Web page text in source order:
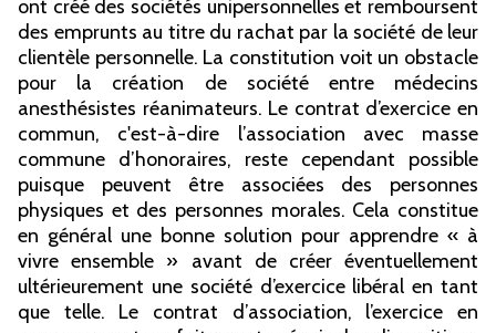
ont créé des sociétés unipersonnelles et remboursent
des emprunts au titre du rachat par la société de leur
clientèle personnelle. La constitution voit un obstacle
pour la création de société entre médecins
anesthésistes réanimateurs. Le contrat d’exercice en
commun, c'est-à-dire l’association avec masse
commune d’honoraires, reste cependant possible
puisque peuvent être associées des personnes
physiques et des personnes morales. Cela constitue
en général une bonne solution pour apprendre « à
vivre ensemble » avant de créer éventuellement
ultérieurement une société d’exercice libéral en tant
que telle. Le contrat d’association, l’exercice en